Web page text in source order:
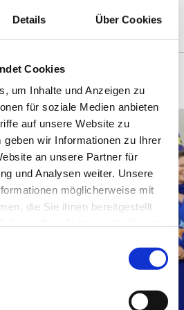
Details Über Cookies
Cookies
um Inhalte und Anzeigen zu
für soziale Medien anbieten
auf unsere Website zu
geben wir Informationen zu Ihrer
an unsere Partner für
und Analysen weiter. Unsere
möglicherweise mit
die Sie ihnen bereitgestellt